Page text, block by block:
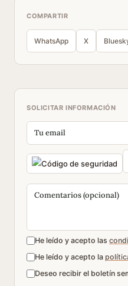
COMPARTIR
WhatsApp X
SOLICITAR INFORMACIÓN
He leído y acepto las
He leído y acepto la
Deseo recibir el boletín